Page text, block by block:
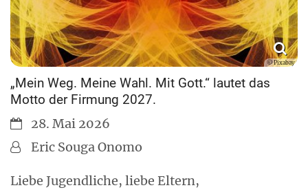
© Pixabay
„Mein Weg. Meine Wahl. Mit Gott.“ lautet das
Motto der Firmung 2027.
Datum:28. Mai 2026
Von:Eric Souga Onomo
Liebe Jugendliche, liebe Eltern,